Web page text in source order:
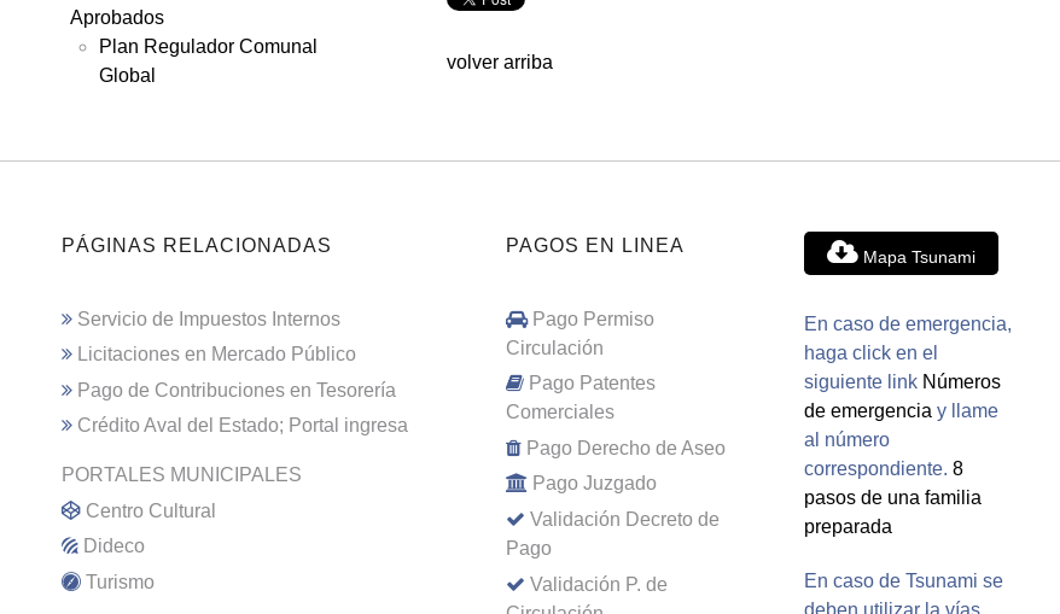
Aprobados
Plan Regulador Comunal
Global
volver arriba
PÁGINAS RELACIONADAS
Servicio de Impuestos Internos
Licitaciones en Mercado Público
Pago de Contribuciones en Tesorería
Crédito Aval del Estado; Portal ingresa
PORTALES MUNICIPALES
Centro Cultural
Dideco
Turismo
PAGOS EN LINEA
Pago Permiso
Circulación
Pago Patentes
Comerciales
Pago Derecho de Aseo
Pago Juzgado
Validación Decreto de
Pago
Validación P. de
Mapa Tsunami
En caso de emergencia,
haga click en el
siguiente link Números
de emergencia y llame
al número
correspondiente. 8
pasos de una familia
preparada
En caso de Tsunami se
deben utilizar la vías